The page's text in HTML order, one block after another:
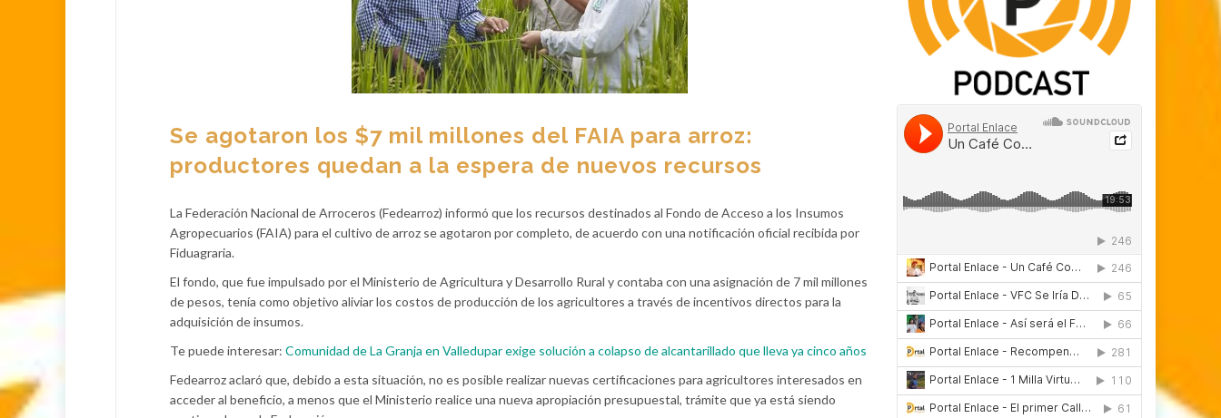
Se agotaron los $7 mil millones del FAIA para arroz:
productores quedan a la espera de nuevos recursos
La Federación Nacional de Arroceros (Fedearroz) informó que los recursos destinados al Fondo de Acceso a los Insumos
Agropecuarios (FAIA) para el cultivo de arroz se agotaron por completo, de acuerdo con una notificación oficial recibida por
Fiduagraria.
El fondo, que fue impulsado por el Ministerio de Agricultura y Desarrollo Rural y contaba con una asignación de 7 mil millones
de pesos, tenía como objetivo aliviar los costos de producción de los agricultores a través de incentivos directos para la
adquisición de insumos.
Te puede interesar: Comunidad de La Granja en Valledupar exige solución a colapso de alcantarillado que lleva ya cinco años
Fedearroz aclaró que, debido a esta situación, no es posible realizar nuevas certificaciones para agricultores interesados en
acceder al beneficio, a menos que el Ministerio realice una nueva apropiación presupuestal, trámite que ya está siendo